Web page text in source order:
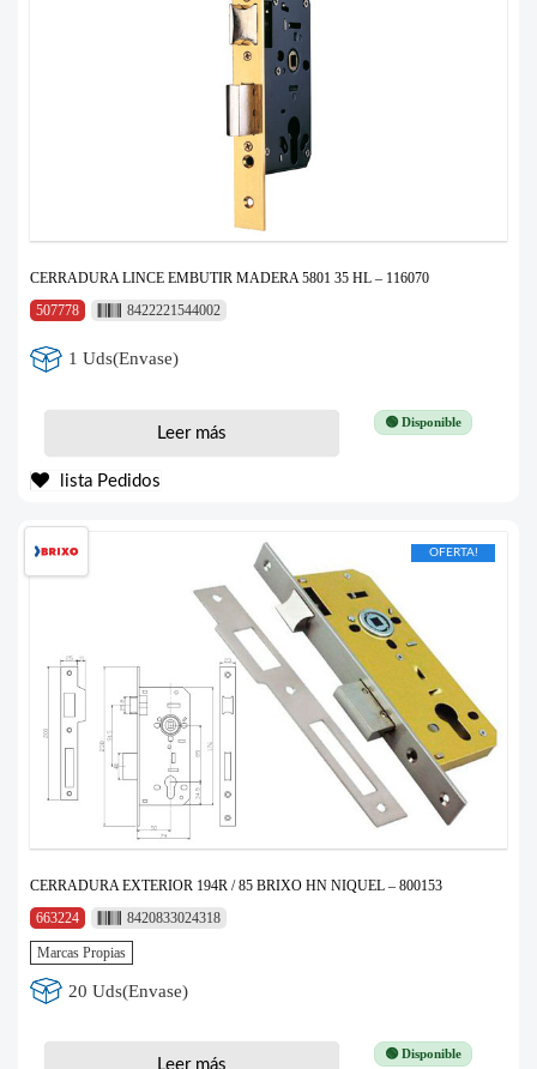
CERRADURA LINCE EMBUTIR MADERA 5801 35 HL – 116070
507778
8422221544002
1 Uds(Envase)
🟢 Disponible
Leer más
lista Pedidos
OFERTA!
CERRADURA EXTERIOR 194R / 85 BRIXO HN NIQUEL – 800153
663224
8420833024318
Marcas Propias
20 Uds(Envase)
🟢 Disponible
Leer más